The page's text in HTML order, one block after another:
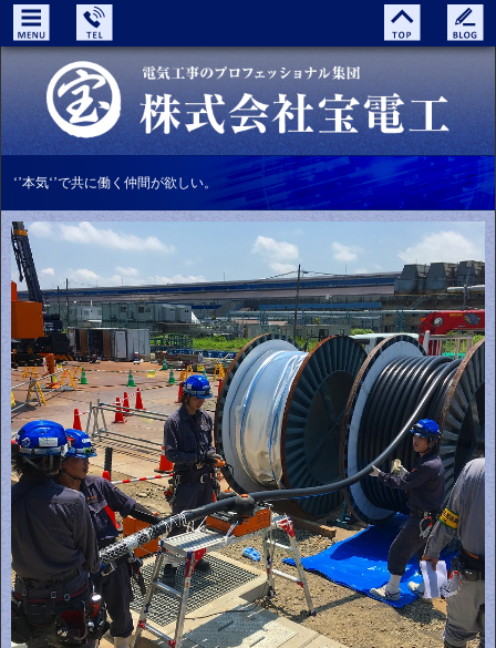
‘’本気‘’で共に働く仲間が欲しい。